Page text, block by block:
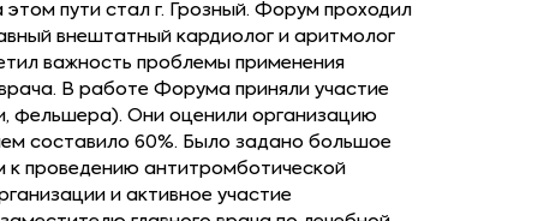
пути стал г. Грозный. Форум проходил
внештатный кардиолог и аритмолог
важность проблемы применения
В работе Форума приняли участие
фельшера). Они оценили организацию
составило 60%. Было задано большое
к проведению антитромботической
и активное участие